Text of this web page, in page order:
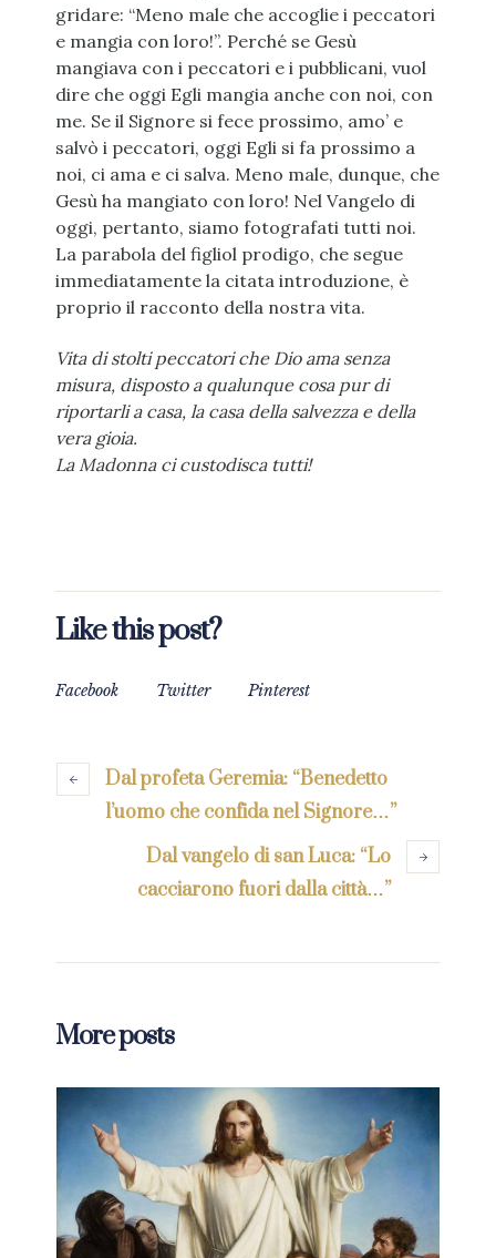
gridare: “Meno male che accoglie i peccatori
e mangia con loro!”. Perché se Gesù
mangiava con i peccatori e i pubblicani, vuol
dire che oggi Egli mangia anche con noi, con
me. Se il Signore si fece prossimo, amo’ e
salvò i peccatori, oggi Egli si fa prossimo a
noi, ci ama e ci salva. Meno male, dunque, che
Gesù ha mangiato con loro! Nel Vangelo di
oggi, pertanto, siamo fotografati tutti noi.
La parabola del figliol prodigo, che segue
immediatamente la citata introduzione, è
proprio il racconto della nostra vita.
Vita di stolti peccatori che Dio ama senza
misura, disposto a qualunque cosa pur di
riportarli a casa, la casa della salvezza e della
vera gioia.
La Madonna ci custodisca tutti!
Like this post?
Facebook Twitter Pinterest
Dal profeta Geremia: “Benedetto
l’uomo che confida nel Signore…”
Dal vangelo di san Luca: “Lo
cacciarono fuori dalla città…”
More posts